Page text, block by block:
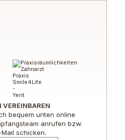
VEREINBAREN
bequem unten online
anrufen bzw.
schicken.